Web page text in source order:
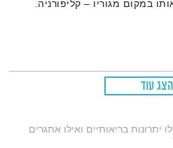
במקום מגוריו – קליפורניה.
הצג עוד
יתרונות בריאותיים ואילו אתגרים